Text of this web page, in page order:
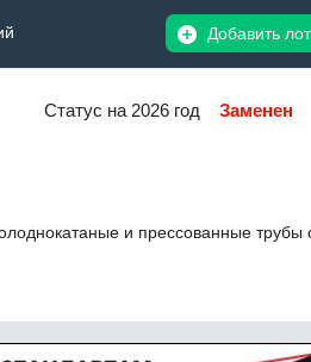
Добавить лот
Статус на 2026 год Заменен
и прессованные трубы